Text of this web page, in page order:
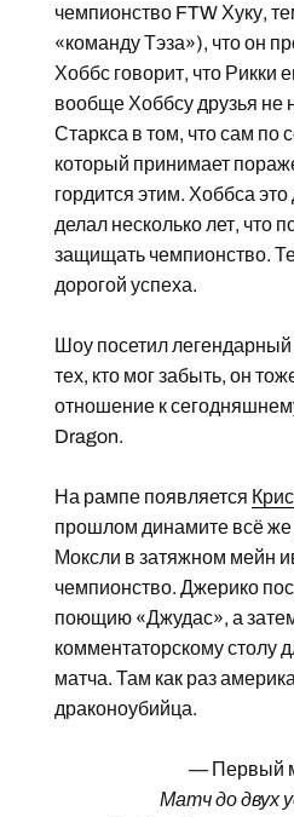
чемпионство FTW Хуку,
«команду Тэза»), что он
Хоббс говорит, что Рикки
вообще Хоббсу друзья не
Старкса в том, что сам по
который принимает
гордится этим. Хоббса это
делал несколько лет, что
защищать чемпионство.
дорогой успеха.
Шоу посетил легендарный
тех, кто мог забыть, он
отношение к
Dragon.
На рампе появляется
прошлом динамите всё же
Моксли в затяжном мейн
чемпионство. Джерико
поющию «Джудас», а
комментаторскому столу
матча. Там как раз
драконоубийца.
— Первый
Матч до двух